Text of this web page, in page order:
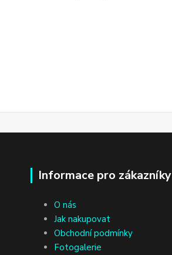
Informace pro zákazníky
O nás
Jak nakupovat
Obchodní podmínky
Fotogalerie